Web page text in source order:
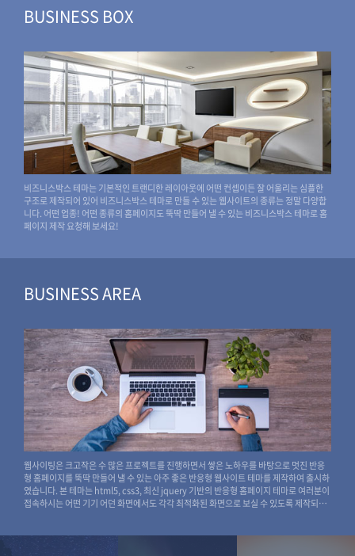
BUSINESS BOX
비즈니스박스 테마는 기본적인 트랜디한 레이아웃에 어떤 컨셉이든 잘 어울리는 심플한
구조로 제작되어 있어 비즈니스박스 테마로 만들 수 있는 웹사이트의 종류는 정말 다양합
니다. 어떤 업종! 어떤 종류의 홈페이지도 뚝딱 만들어 낼 수 있는 비즈니스박스 테마로 홈
페이지 제작 요청해 보세요!
BUSINESS AREA
웹사이팅은 크고작은 수 많은 프로젝트를 진행하면서 쌓은 노하우를 바탕으로 멋진 반응
형 홈페이지를 뚝딱 만들어 낼 수 있는 아주 좋은 반응형 웹사이트 테마를 제작하여 출시하
였습니다. 본 테마는 html5, css3, 최신 jquery 기반의 반응형 홈페이지 테마로 여러분이
접속하시는 어떤 기기 어던 화면에서도 각각 최적화된 화면으로 보실 수 있도록 제작되어